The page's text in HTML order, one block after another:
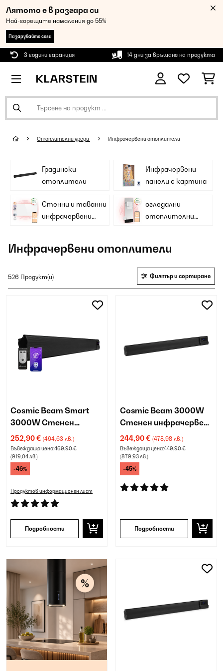
Лятото е в разгара си
Най-горещите намаления до 55%
Пазарувайте сега
3 години гаранция 14 дни за връщане на продукта
Oтоплителни уреди Инфрачервени отоплители
Градински
отоплители
Инфрачервени
панели с картина
Стенни и таванни
инфрачервени
огледални
отоплителни
Инфрачервени отоплители
526 Продукт(и) Филтър и сортиране
Cosmic Beam Smart
3000W Стенен
инфрачервен
нагревател черен
252,90 € (494,63 лв.)
Въвеждаща цена:469,90 €
(919,04 лв.)
-46%
Продуктов информационен лист
Подробности
Cosmic Beam 3000W
Стенен инфрачервен
нагревател черен
244,90 € (478,98 лв.)
Въвеждаща цена:449,90 €
(879,93 лв.)
-45%
Подробности